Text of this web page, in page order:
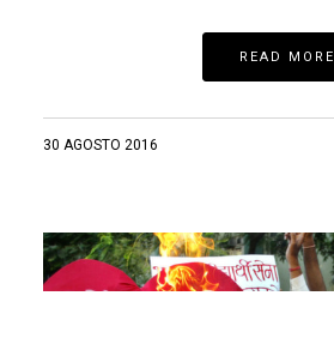
READ MORE
30 AGOSTO 2016